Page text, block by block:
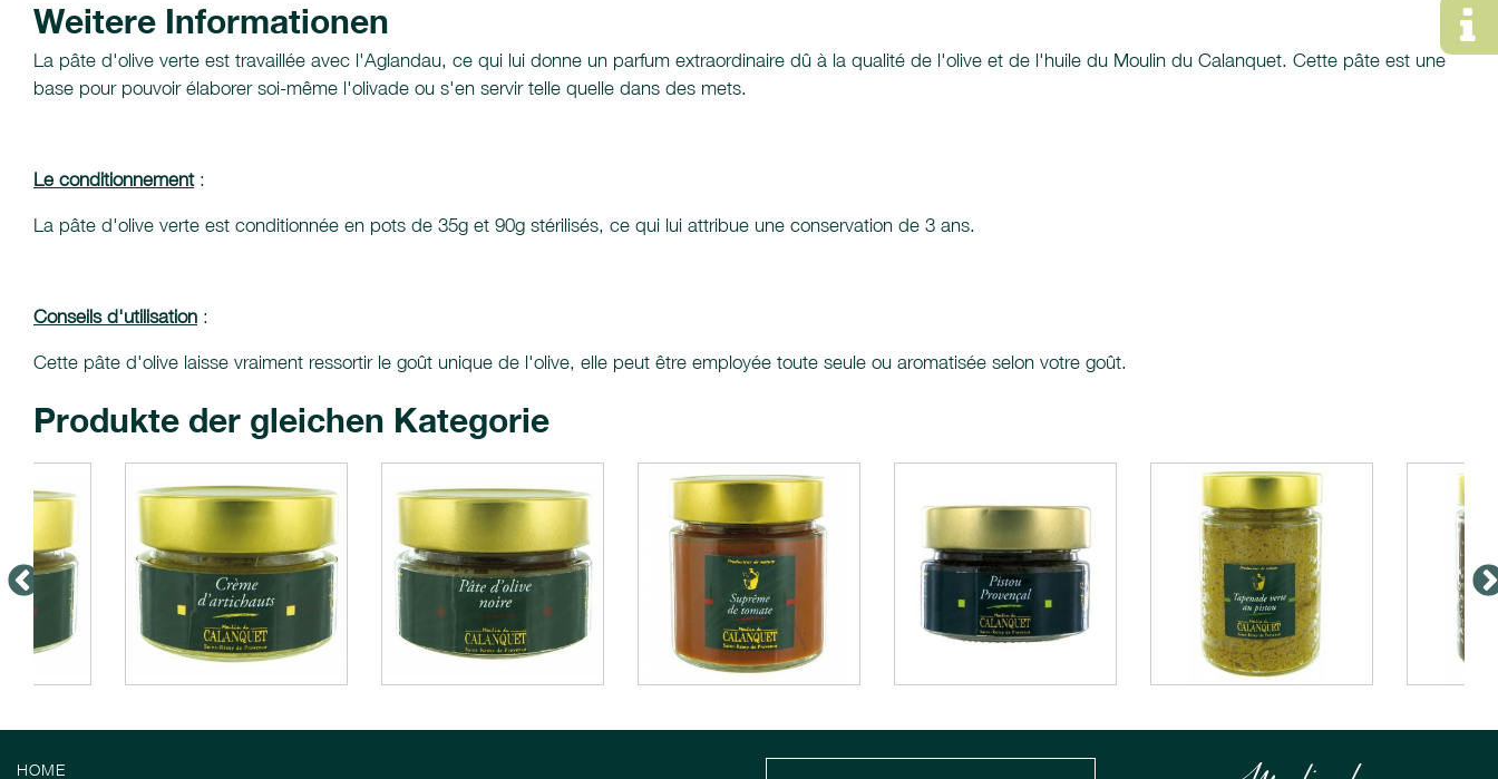
Weitere Informationen
La pâte d'olive verte est travaillée avec l'Aglandau, ce qui lui donne un parfum extraordinaire dû à la qualité de l'olive et de l'huile du Moulin du Calanquet. Cette pâte est une
base pour pouvoir élaborer soi-même l'olivade ou s'en servir telle quelle dans des mets.
Le conditionnement:
La pâte d'olive verte est conditionnée en pots de 35g et 90g stérilisés, ce qui lui attribue une conservation de 3 ans.
Conseils d'utilisation :
Cette pâte d'olive laisse vraiment ressortir le goût unique de l'olive, elle peut être employée toute seule ou aromatisée selon votre goût.
Produkte der gleichen Kategorie
HOME